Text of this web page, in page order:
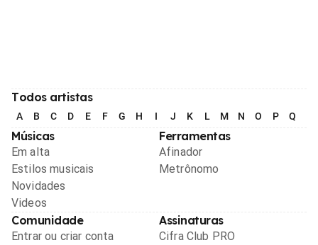
Todos artistas
A B C D E F G H I J K L M N O P Q
Músicas
Em alta
Estilos musicais
Novidades
Videos
Ferramentas
Afinador
Metrônomo
Comunidade
Entrar ou criar conta
Assinaturas
Cifra Club PRO